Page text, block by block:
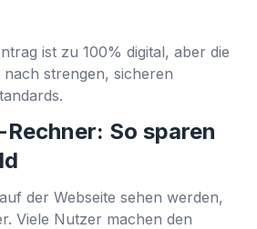
ist zu 100% digital, aber die
strengen, sicheren
So sparen
der Webseite sehen werden,
Viele Nutzer machen den